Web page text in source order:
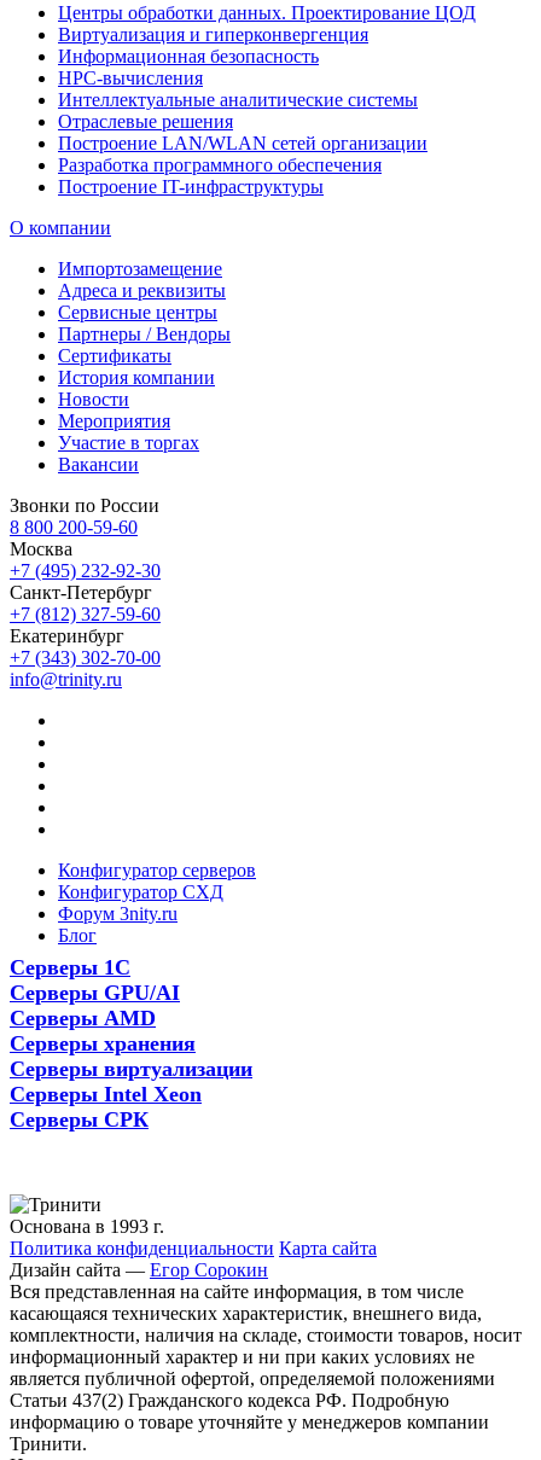
Центры обработки данных. Проектирование ЦОД
Виртуализация и гиперконвергенция
Информационная безопасность
HPC-вычисления
Интеллектуальные аналитические системы
Отраслевые решения
Построение LAN/WLAN сетей организации
Разработка программного обеспечения
Построение IT-инфраструктуры
О компании
Импортозамещение
Адреса и реквизиты
Сервисные центры
Партнеры / Вендоры
Сертификаты
История компании
Новости
Мероприятия
Участие в торгах
Вакансии
Звонки по России
8 800 200-59-60
Москва
+7 (495) 232-92-30
Санкт-Петербург
+7 (812) 327-59-60
Екатеринбург
+7 (343) 302-70-00
info@trinity.ru
Конфигуратор серверов
Конфигуратор СХД
Форум 3nity.ru
Блог
Серверы 1С
Серверы GPU/AI
Серверы AMD
Серверы хранения
Серверы виртуализации
Серверы Intel Xeon
Серверы СРК
Основана в 1993 г.
Политика конфиденциальности Карта сайта
Дизайн сайта — Егор Сорокин
Вся представленная на сайте информация, в том числе
касающаяся технических характеристик, внешнего вида,
комплектности, наличия на складе, стоимости товаров, носит
информационный характер и ни при каких условиях не
является публичной офертой, определяемой положениями
Статьи 437(2) Гражданского кодекса РФ. Подробную
информацию о товаре уточняйте у менеджеров компании
Тринити.